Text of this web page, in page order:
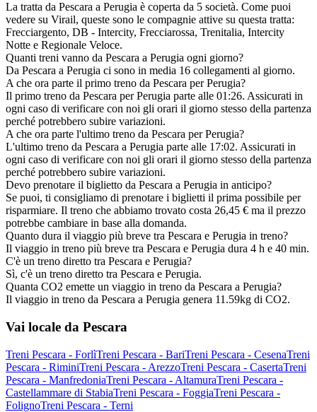
La tratta da Pescara a Perugia è coperta da 5 società. Come puoi
vedere su Virail, queste sono le compagnie attive su questa tratta:
Frecciargento, DB - Intercity, Frecciarossa, Trenitalia, Intercity
Notte e Regionale Veloce.
Quanti treni vanno da Pescara a Perugia ogni giorno?
Da Pescara a Perugia ci sono in media 16 collegamenti al giorno.
A che ora parte il primo treno da Pescara per Perugia?
Il primo treno da Pescara per Perugia parte alle 01:26. Assicurati in
ogni caso di verificare con noi gli orari il giorno stesso della partenza
perché potrebbero subire variazioni.
A che ora parte l'ultimo treno da Pescara per Perugia?
L'ultimo treno da Pescara a Perugia parte alle 17:02. Assicurati in
ogni caso di verificare con noi gli orari il giorno stesso della partenza
perché potrebbero subire variazioni.
Devo prenotare il biglietto da Pescara a Perugia in anticipo?
Se puoi, ti consigliamo di prenotare i biglietti il prima possibile per
risparmiare. Il treno che abbiamo trovato costa 26,45 € ma il prezzo
potrebbe cambiare in base alla domanda.
Quanto dura il viaggio più breve tra Pescara e Perugia in treno?
Il viaggio in treno più breve tra Pescara e Perugia dura 4 h e 40 min.
C'è un treno diretto tra Pescara e Perugia?
Sì, c'è un treno diretto tra Pescara e Perugia.
Quanta CO2 emette un viaggio in treno da Pescara a Perugia?
Il viaggio in treno da Pescara a Perugia genera 11.59kg di CO2.
Vai locale da Pescara
Treni Pescara - ForlìTreni Pescara - BariTreni Pescara - CesenaTreni
Pescara - RiminiTreni Pescara - ArezzoTreni Pescara - CasertaTreni
Pescara - ManfredoniaTreni Pescara - AltamuraTreni Pescara -
Castellammare di StabiaTreni Pescara - FoggiaTreni Pescara -
FolignoTreni Pescara - Terni